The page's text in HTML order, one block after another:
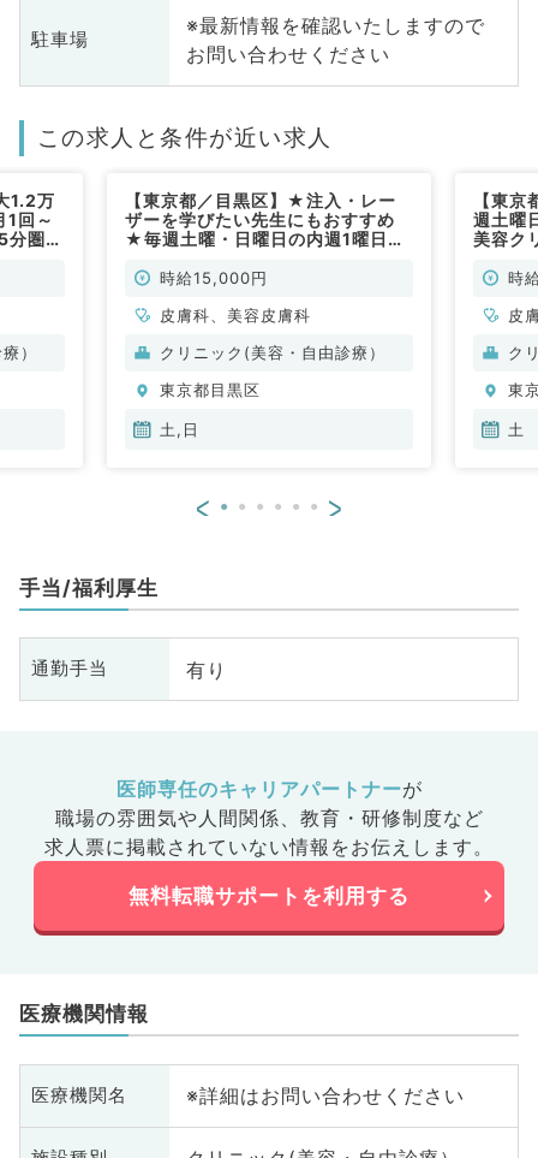
駐車場
※最新情報を確認いたしますので
お問い合わせください
この求人と条件が近い求人
1.2万
回～
分圏
）
【東京都／目黒区】★注入・レー
ザーを学びたい先生にもおすすめ
★毎週土曜・日曜日の内週1曜日か
気エリアでのご勤務です（皮膚科・
時給15,000円
皮膚科、美容皮膚科
クリニック(美容・自由診療）
東京都目黒区
土,日
【東
週土曜
美容ク
勤）時
皮
ク
東
土
< >
手当/福利厚生
通勤手当 有り
医師専任のキャリアパートナーが
職場の雰囲気や人間関係、 教育・研修制度など
求人票に掲載されていない情報をお伝えします。
無料転職サポートを利用する
医療機関情報
医療機関名 ※詳細はお問い合わせください